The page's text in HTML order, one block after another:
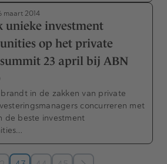
maart 2014
unieke investment
op het private
23 april bij ABN
in de zakken van private
concurreren met
de beste investment